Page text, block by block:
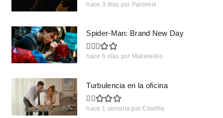
hace 3 días por Palomiix
Spider-Man: Brand New Day
hace 6 días por Makelelillo
Turbulencia en la oficina
hace 1 semana por Cinefila